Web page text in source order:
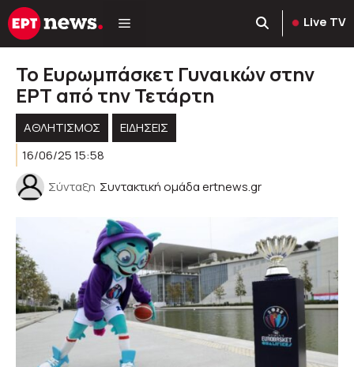
Μετάβαση
σε
Live TV
Το Ευρωμπάσκετ Γυναικών στην
ΕΡΤ από την Τετάρτη
ΑΘΛΗΤΙΣΜΟΣ
ΕΙΔΗΣΕΙΣ
16/06/25 15:58
Σύνταξη Συντακτική ομάδα ertnews.gr